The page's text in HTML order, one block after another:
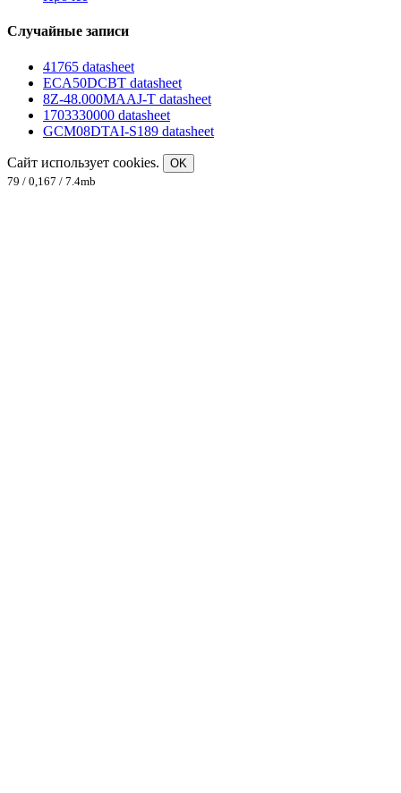
Случайные записи
41765 datasheet
ECA50DCBT datasheet
8Z-48.000MAAJ-T datasheet
1703330000 datasheet
GCM08DTAI-S189 datasheet
Сайт использует cookies.
OK
79 / 0,167 / 7.4mb